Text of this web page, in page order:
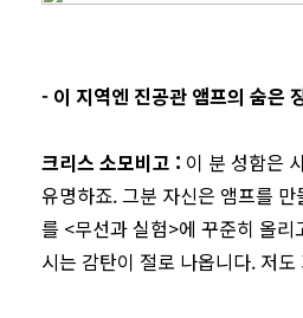
- 이 지역엔 진공관 앰프의 숨은
크리스 소모비고 : 이 분 성함은
유명하죠. 그분 자신은 앰프를
를 <무선과 실험>에 꾸준히 올
시는 감탄이 절로 나옵니다. 저